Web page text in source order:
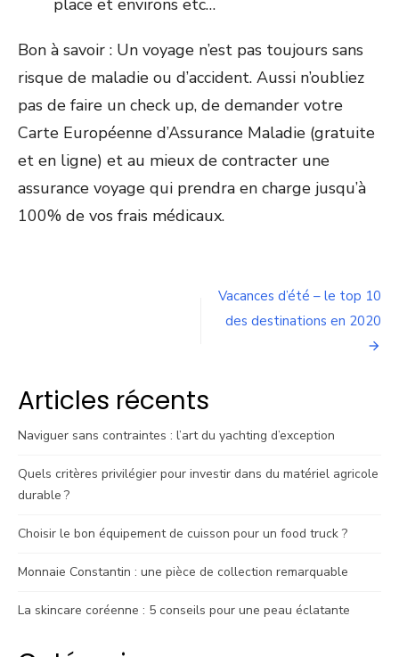
place et environs etc…
Bon à savoir : Un voyage n’est pas toujours sans
risque de maladie ou d’accident. Aussi n’oubliez
pas de faire un check up, de demander votre
Carte Européenne d’Assurance Maladie (gratuite
et en ligne) et au mieux de contracter une
assurance voyage qui prendra en charge jusqu’à
100% de vos frais médicaux.
Vacances d’été – le top 10
des destinations en 2020
Articles récents
Naviguer sans contraintes : l’art du yachting d’exception
Quels critères privilégier pour investir dans du matériel agricole
durable ?
Choisir le bon équipement de cuisson pour un food truck ?
Monnaie Constantin : une pièce de collection remarquable
La skincare coréenne : 5 conseils pour une peau éclatante